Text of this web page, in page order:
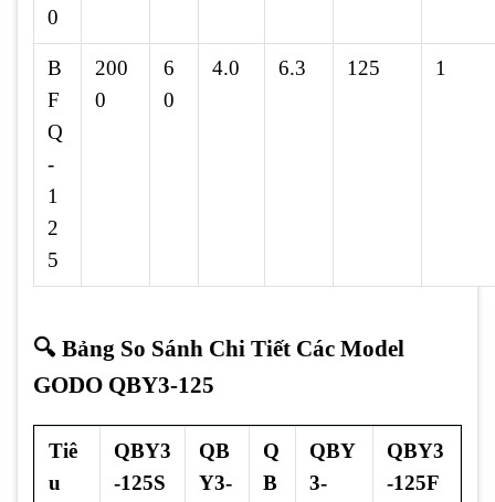
0
B
F
Q
-
1
2
5
200
0
6
0
4.0 6.3 125 1
🔍 Bảng So Sánh Chi Tiết Các Model
GODO QBY3-125
Tiê
u
QBY3
-125S
QB
Y3-
Q
B
QBY
3-
QBY3
-125F